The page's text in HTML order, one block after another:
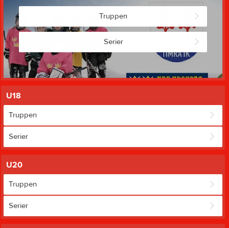
Truppen
Serier
U18
Truppen
Serier
U20
Truppen
Serier